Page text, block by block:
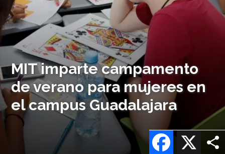
MIT imparte campamento
de verano para mujeres en
el campus Guadalajara
X
Facebook